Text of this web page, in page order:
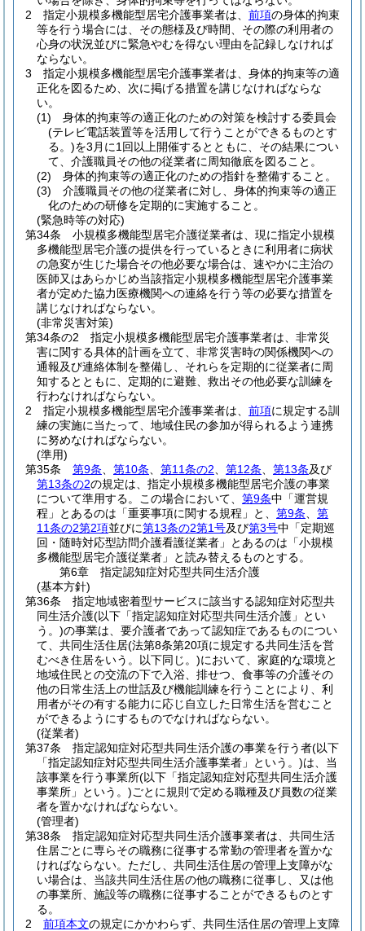
2
指定小規模多機能型居宅介護事業者は、 前項の身体的拘束
等を行う場合には、その態様及び時間、その際の利用者の
心身の状況並びに緊急やむを得ない理由を記録しなければ
ならない。
3
指定小規模多機能型居宅介護事業者は、身体的拘束等の適
正化を図るため、次に掲げる措置を講じなければならな
い。
(1)
身体的拘束等の適正化のための対策を検討する委員会
(テレビ電話装置等を活用して行うことができるものとす
る。)を3月に1回以上開催するとともに、その結果につい
て、介護職員その他の従業者に周知徹底を図ること。
(2)
身体的拘束等の適正化のための指針を整備すること。
(3)
介護職員その他の従業者に対し、身体的拘束等の適正
化のための研修を定期的に実施すること。
(緊急時等の対応)
第34条
小規模多機能型居宅介護従業者は、現に指定小規模
多機能型居宅介護の提供を行っているときに利用者に病状
の急変が生じた場合その他必要な場合は、速やかに主治の
医師又はあらかじめ当該指定小規模多機能型居宅介護事業
者が定めた協力医療機関への連絡を行う等の必要な措置を
講じなければならない。
(非常災害対策)
第34条の2
指定小規模多機能型居宅介護事業者は、非常災
害に関する具体的計画を立て、非常災害時の関係機関への
通報及び連絡体制を整備し、それらを定期的に従業者に周
知するとともに、定期的に避難、救出その他必要な訓練を
行わなければならない。
2
指定小規模多機能型居宅介護事業者は、 前項に規定する訓
練の実施に当たって、地域住民の参加が得られるよう連携
に努めなければならない。
(準用)
第35条
第9条 第10条 第11条の2 第12条 第13条及び
第13条の2の規定は、指定小規模多機能型居宅介護の事業
について準用する。
この場合において、 第9条中「運営規
程」とあるのは「重要事項に関する規程」と、 第9条
第
11条の2第2項並びに第13条の2第1号及び第3号中「定期巡
回・随時対応型訪問介護看護従業者」とあるのは「小規模
多機能型居宅介護従業者」と読み替えるものとする。
第6章
指定認知症対応型共同生活介護
(基本方針)
第36条
指定地域密着型サービスに該当する認知症対応型共
同生活介護(以下「指定認知症対応型共同生活介護」とい
う。)の事業は、要介護者であって認知症であるものについ
て、共同生活住居(法第8条第20項に規定する共同生活を営
むべき住居をいう。以下同じ。)において、家庭的な環境と
地域住民との交流の下で入浴、排せつ、食事等の介護その
他の日常生活上の世話及び機能訓練を行うことにより、利
用者がその有する能力に応じ自立した日常生活を営むこと
ができるようにするものでなければならない。
(従業者)
第37条
指定認知症対応型共同生活介護の事業を行う者(以下
「指定認知症対応型共同生活介護事業者」という。)は、当
該事業を行う事業所(以下「指定認知症対応型共同生活介護
事業所」という。)ごとに規則で定める職種及び員数の従業
者を置かなければならない。
(管理者)
第38条
指定認知症対応型共同生活介護事業者は、共同生活
住居ごとに専らその職務に従事する常勤の管理者を置かな
ければならない。 ただし、共同生活住居の管理上支障がな
い場合は、当該共同生活住居の他の職務に従事し、又は他
の事業所、施設等の職務に従事することができるものとす
る。
2
前項本文の規定にかかわらず、共同生活住居の管理上支障